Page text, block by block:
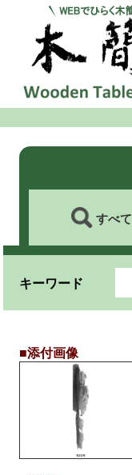
すべて
キーワード
■添付画像